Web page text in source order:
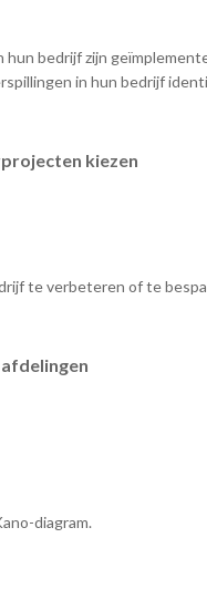
bedrijf zijn
in hun bedrijf
kiezen
te verbeteren of te
diagram.